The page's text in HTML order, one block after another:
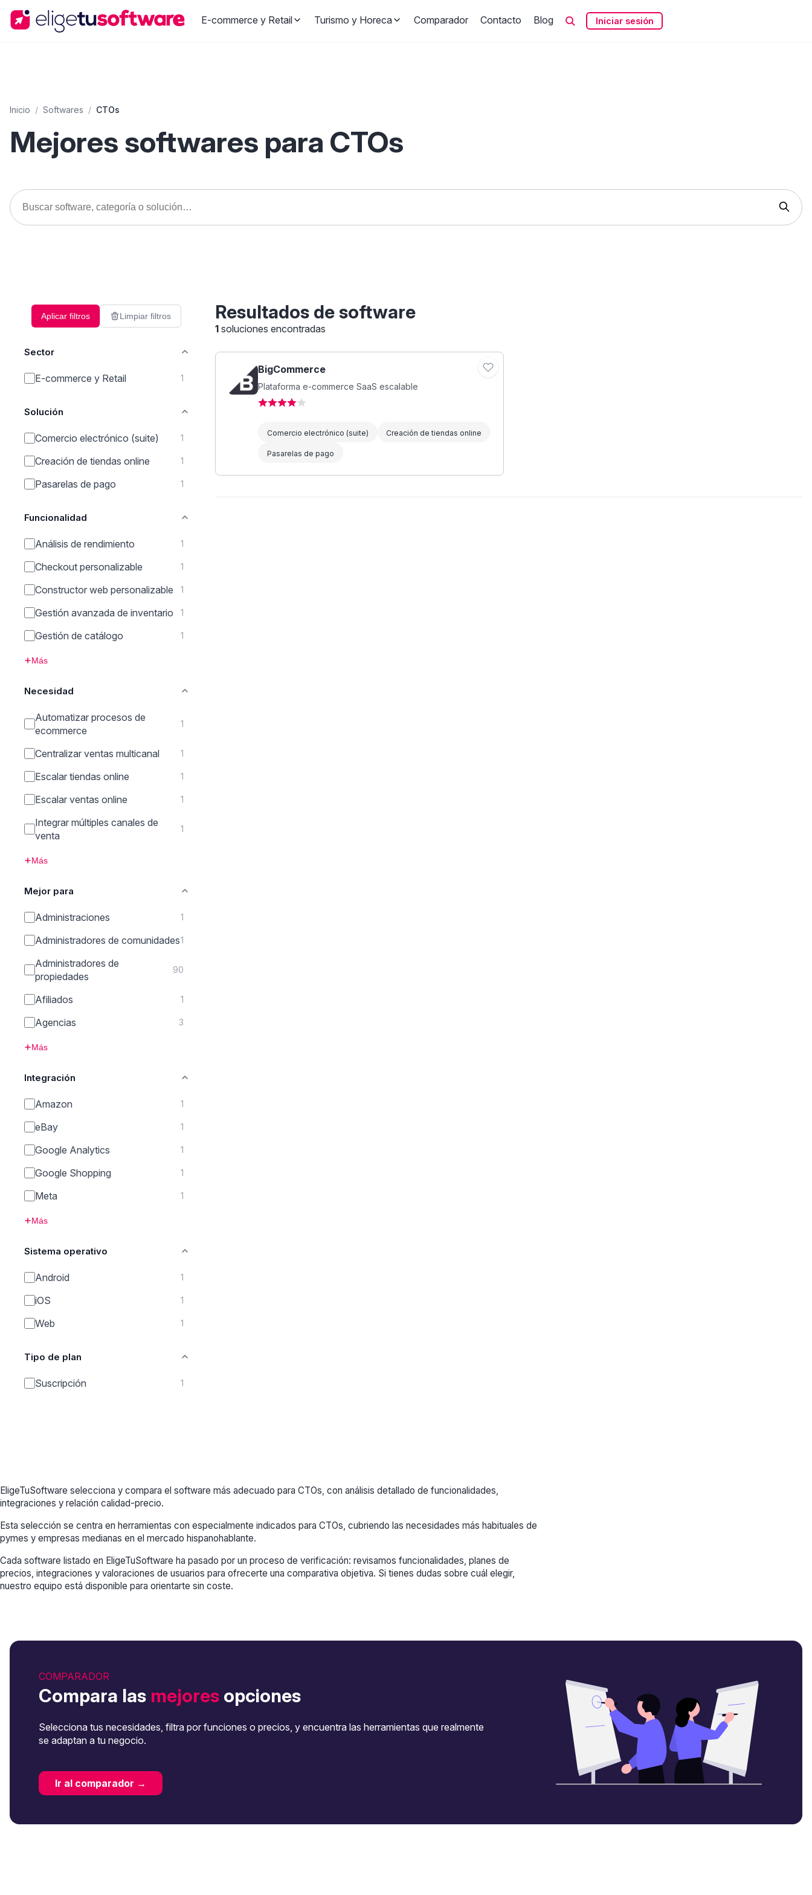
E-commerce y Retail Turismo y Horeca Comparador Contacto Blog Iniciar sesión
Inicio / Softwares / CTOs
Mejores softwares para CTOs
Aplicar filtros Limpiar filtros
Sector
E-commerce y Retail 1
Solución
Comercio electrónico (suite) 1
Creación de tiendas online 1
Pasarelas de pago 1
Funcionalidad
Análisis de rendimiento 1
Checkout personalizable 1
Constructor web personalizable 1
Gestión avanzada de inventario 1
Gestión de catálogo 1
Más
Necesidad
Automatizar procesos de
ecommerce
1
Centralizar ventas multicanal 1
Escalar tiendas online 1
Escalar ventas online 1
Integrar múltiples canales de
venta
1
Más
Mejor para
Administraciones 1
Administradores de comunidades1
Administradores de
propiedades
90
Afiliados 1
Agencias 3
Más
Integración
Amazon 1
eBay 1
Google Analytics 1
Google Shopping 1
Meta 1
Más
Sistema operativo
Android 1
iOS 1
Web 1
Tipo de plan
Suscripción 1
Resultados de software
1 soluciones encontradas
BigCommerce
Plataforma e-commerce SaaS escalable
Comercio electrónico (suite) Creación de tiendas online
Pasarelas de pago
EligeTuSoftware selecciona y compara el software más adecuado para CTOs, con análisis detallado de funcionalidades,
integraciones y relación calidad-precio.
Esta selección se centra en herramientas con especialmente indicados para CTOs, cubriendo las necesidades más habituales de
pymes y empresas medianas en el mercado hispanohablante.
Cada software listado en EligeTuSoftware ha pasado por un proceso de verificación: revisamos funcionalidades, planes de
precios, integraciones y valoraciones de usuarios para ofrecerte una comparativa objetiva. Si tienes dudas sobre cuál elegir,
nuestro equipo está disponible para orientarte sin coste.
COMPARADOR
Compara las mejores opciones
Selecciona tus necesidades, filtra por funciones o precios, y encuentra las herramientas que realmente
se adaptan a tu negocio.
Ir al comparador →